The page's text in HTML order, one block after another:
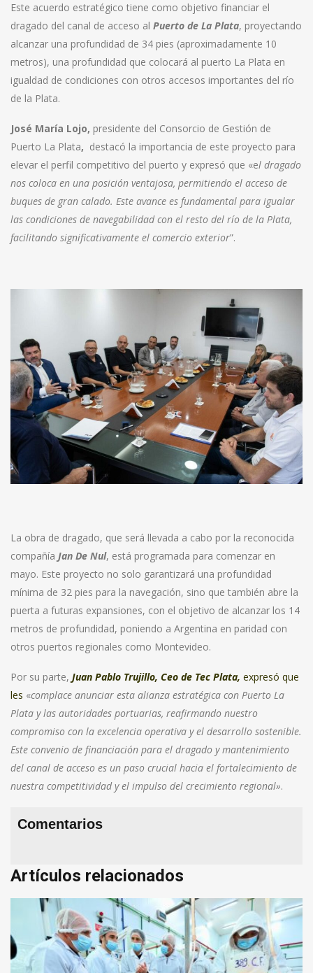
Este acuerdo estratégico tiene como objetivo financiar el
dragado del canal de acceso al Puerto de La Plata, proyectando
alcanzar una profundidad de 34 pies (aproximadamente 10
metros), una profundidad que colocará al puerto La Plata en
igualdad de condiciones con otros accesos importantes del río
de la Plata.
José María Lojo, presidente del Consorcio de Gestión de
Puerto La Plata, destacó la importancia de este proyecto para
elevar el perfil competitivo del puerto y expresó que «el dragado
nos coloca en una posición ventajosa, permitiendo el acceso de
buques de gran calado. Este avance es fundamental para igualar
las condiciones de navegabilidad con el resto del río de la Plata,
facilitando significativamente el comercio exterior”.
La obra de dragado, que será llevada a cabo por la reconocida
compañía Jan De Nul, está programada para comenzar en
mayo. Este proyecto no solo garantizará una profundidad
mínima de 32 pies para la navegación, sino que también abre la
puerta a futuras expansiones, con el objetivo de alcanzar los 14
metros de profundidad, poniendo a Argentina en paridad con
otros puertos regionales como Montevideo.
Por su parte, Juan Pablo Trujillo, Ceo de Tec Plata, expresó que
les «complace anunciar esta alianza estratégica con Puerto La
Plata y las autoridades portuarias, reafirmando nuestro
compromiso con la excelencia operativa y el desarrollo sostenible.
Este convenio de financiación para el dragado y mantenimiento
del canal de acceso es un paso crucial hacia el fortalecimiento de
nuestra competitividad y el impulso del crecimiento regional».
Comentarios
Artículos relacionados